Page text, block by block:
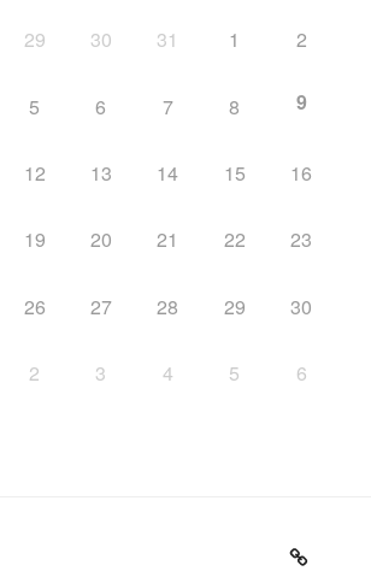
29 30 31 1 2
5 6 7 8 9
12 13 14 15 16
19 20 21 22 23
26 27 28 29 30
2 3 4 5 6
Impressum – Datenschutzerklärung